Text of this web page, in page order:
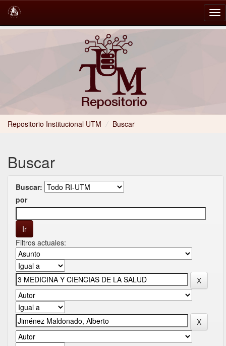
Repositorio Institucional UTM / Buscar
Buscar
Buscar:
por
Filtros actuales: